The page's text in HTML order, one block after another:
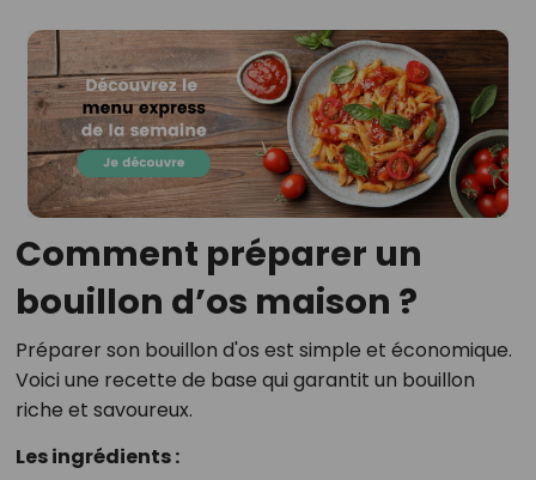
Comment préparer un
bouillon d’os maison ?
Préparer son bouillon d'os est simple et économique.
Voici une recette de base qui garantit un bouillon
riche et savoureux.
Les ingrédients :